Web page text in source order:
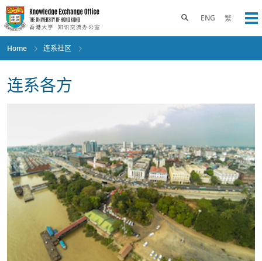
Skip
to
main
content
ENG 繁
Toggle search panel
Home 连系社区
连系各方